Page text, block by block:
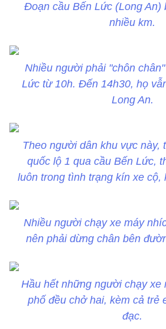
Đoạn cầu Bến Lức (Long An)
nhiều km.
Nhiều người phải "chôn
Lức từ 10h. Đến 14h30, họ
Long An.
Theo người dân khu vực này,
quốc lộ 1 qua cầu Bến Lức,
luôn trong tình trạng kín xe cộ,
Nhiều người chạy xe máy
nên phải dừng chân bên
Hầu hết những người chạy xe
phố đều chở hai, kèm cả trẻ
đạc.